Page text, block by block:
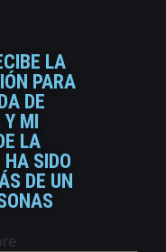
LA
PARA
DE
Y MI
LA
SIDO
DE UN